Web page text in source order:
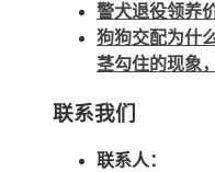
警犬退役领养
狗狗交配为什
茎勾住的现象
联系我们
联系人：